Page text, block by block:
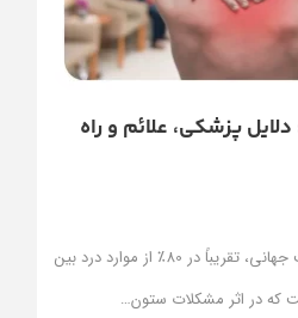
پزشکی، علائم و راه‌
بر اساس آمار سازمان بهداشت جهانی، تقریباً در 80٪ از موارد درد بین
که در اثر مشکلات ستون…